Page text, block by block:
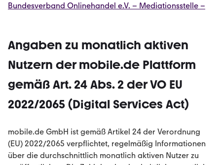
Bundesverband Onlinehandel e.V. – Mediationsstelle –
Angaben zu monatlich aktiven
Nutzern der mobile.de Plattform
gemäß Art. 24 Abs. 2 der VO EU
2022/2065 (Digital Services Act)
mobile.de GmbH ist gemäß Artikel 24 der Verordnung
(EU) 2022/2065 verpflichtet, regelmäßig Informationen
über die durchschnittlich monatlich aktiven Nutzer zu